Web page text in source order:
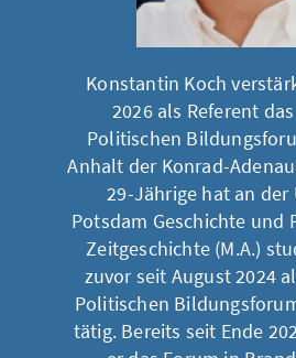
Konstantin Koch
2026 als Referent
Politischen
Anhalt der Konrad-
29-Jährige hat an
Potsdam Geschichte und
Zeitgeschichte (M.A.)
zuvor seit August 2024
Politischen
tätig. Bereits seit Ende